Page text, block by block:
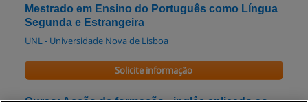
Mestrado em Ensino do Português como Língua
Segunda e Estrangeira
UNL - Universidade Nova de Lisboa
Solicite informação
Curso: Acção de formação - inglês aplicado ao